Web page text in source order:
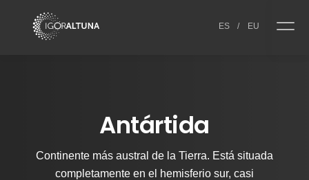
ES / EU
Antártida
Continente más austral de la Tierra. Está situada
completamente en el hemisferio sur, casi